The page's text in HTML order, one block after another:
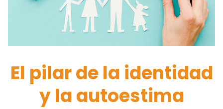
El pilar de la identidad
y la autoestima